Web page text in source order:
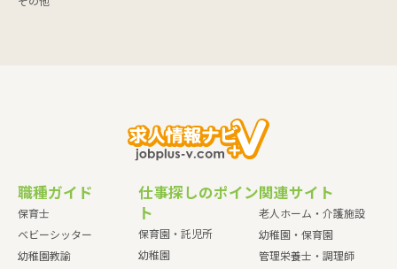
職種ガイド
保育士
ベビーシッター
幼稚園教諭
仕事探しのポイン
ト
保育園・託児所
幼稚園
関連サイト
老人ホーム・介護施設
幼稚園・保育園
管理栄養士・調理師